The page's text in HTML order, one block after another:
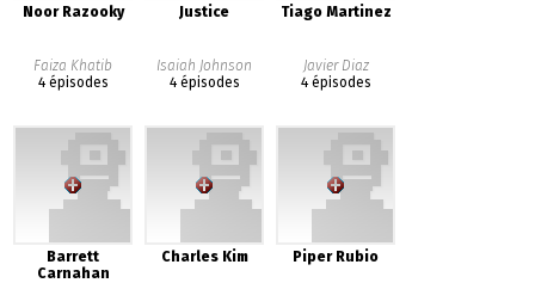
Noor Razooky
Faiza Khatib
4 épisodes
Justice
Isaiah Johnson
4 épisodes
Tiago Martinez
Javier Diaz
4 épisodes
Barrett
Carnahan
Charles Kim Piper Rubio